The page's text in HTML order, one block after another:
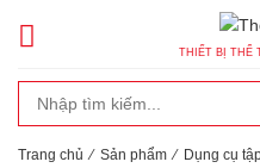
THIẾT BỊ THỂ
Trang chủ ⁄ Sản phẩm ⁄ Dụng cụ